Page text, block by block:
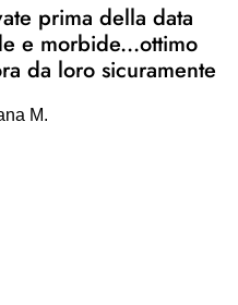
prima della data
e morbide...ottimo
da loro sicuramente
M.